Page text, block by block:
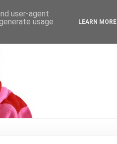
user-agent
usage
LEARN MORE